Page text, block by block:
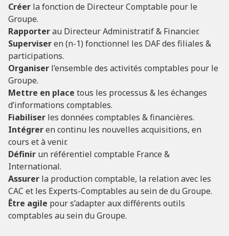
Créer la fonction de Directeur Comptable pour le
Groupe.
Rapporterau Directeur Administratif & Financier.
Superviseren (n-1) fonctionnel les DAF des filiales &
participations.
Organiser l’ensemble des activités comptables pour le
Groupe.
Mettre en place tous les processus & les échanges
d’informations comptables.
Fiabiliser les données comptables & financières.
Intégreren continu les nouvelles acquisitions, en
cours et à venir.
Définir un référentiel comptable France &
International.
Assurer la production comptable, la relation avec les
CAC et les Experts-Comptables au sein de du Groupe.
Être agile pour s’adapter aux différents outils
comptables au sein du Groupe.